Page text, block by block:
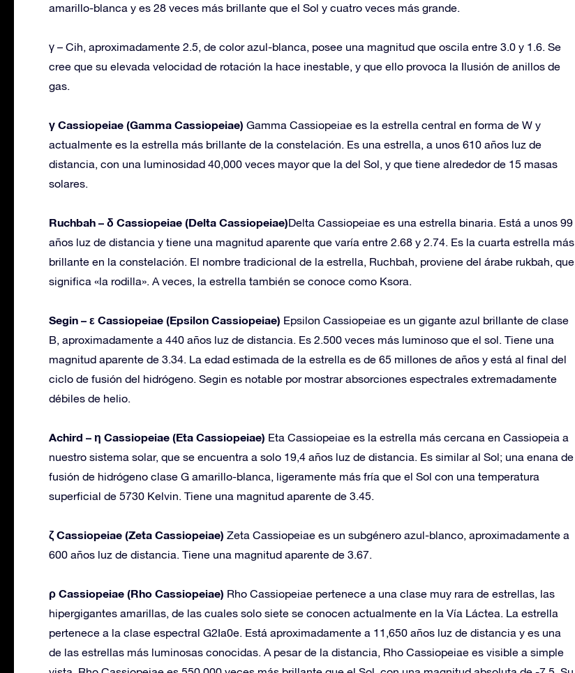
amarillo-blanca y es 28 veces más brillante que el Sol y cuatro veces más grande.
γ – Cih, aproximadamente 2.5, de color azul-blanca, posee una magnitud que oscila entre 3.0 y 1.6. Se
cree que su elevada velocidad de rotación la hace inestable, y que ello provoca la Ilusión de anillos de
gas.
γ Cassiopeiae (Gamma Cassiopeiae) Gamma Cassiopeiae es la estrella central en forma de W y
actualmente es la estrella más brillante de la constelación. Es una estrella, a unos 610 años luz de
distancia, con una luminosidad 40,000 veces mayor que la del Sol, y que tiene alrededor de 15 masas
solares.
Ruchbah – δ Cassiopeiae (Delta Cassiopeiae)Delta Cassiopeiae es una estrella binaria. Está a unos 99
años luz de distancia y tiene una magnitud aparente que varía entre 2.68 y 2.74. Es la cuarta estrella más
brillante en la constelación. El nombre tradicional de la estrella, Ruchbah, proviene del árabe rukbah, que
significa «la rodilla». A veces, la estrella también se conoce como Ksora.
Segin – ε Cassiopeiae (Epsilon Cassiopeiae) Epsilon Cassiopeiae es un gigante azul brillante de clase
B, aproximadamente a 440 años luz de distancia. Es 2.500 veces más luminoso que el sol. Tiene una
magnitud aparente de 3.34. La edad estimada de la estrella es de 65 millones de años y está al final del
ciclo de fusión del hidrógeno. Segin es notable por mostrar absorciones espectrales extremadamente
débiles de helio.
Achird – η Cassiopeiae (Eta Cassiopeiae) Eta Cassiopeiae es la estrella más cercana en Cassiopeia a
nuestro sistema solar, que se encuentra a solo 19,4 años luz de distancia. Es similar al Sol; una enana de
fusión de hidrógeno clase G amarillo-blanca, ligeramente más fría que el Sol con una temperatura
superficial de 5730 Kelvin. Tiene una magnitud aparente de 3.45.
ζ Cassiopeiae (Zeta Cassiopeiae) Zeta Cassiopeiae es un subgénero azul-blanco, aproximadamente a
600 años luz de distancia. Tiene una magnitud aparente de 3.67.
ρ Cassiopeiae (Rho Cassiopeiae) Rho Cassiopeiae pertenece a una clase muy rara de estrellas, las
hipergigantes amarillas, de las cuales solo siete se conocen actualmente en la Vía Láctea. La estrella
pertenece a la clase espectral G2Ia0e. Está aproximadamente a 11,650 años luz de distancia y es una
de las estrellas más luminosas conocidas. A pesar de la distancia, Rho Cassiopeiae es visible a simple